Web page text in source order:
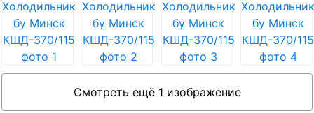
Смотреть ещё 1 изображение